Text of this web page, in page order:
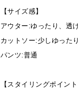
【サイズ感】
アウター:ゆったり、透
カットソー:少しゆったり
パンツ:普通
【スタイリングポイント